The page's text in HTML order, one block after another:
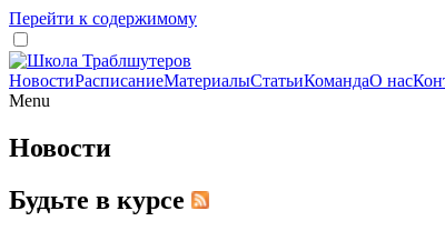
Перейти к содержимому
НовостиРасписаниеМатериалыСтатьиКомандаО нас
Menu
Новости
Будьте в курсе